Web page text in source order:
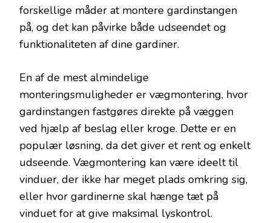
forskellige måder at montere gardinstangen
på, og det kan påvirke både udseendet og
funktionaliteten af dine gardiner.
En af de mest almindelige
monteringsmuligheder er vægmontering, hvor
gardinstangen fastgøres direkte på væggen
ved hjælp af beslag eller kroge. Dette er en
populær løsning, da det giver et rent og enkelt
udseende. Vægmontering kan være ideelt til
vinduer, der ikke har meget plads omkring sig,
eller hvor gardinerne skal hænge tæt på
vinduet for at give maksimal lyskontrol.